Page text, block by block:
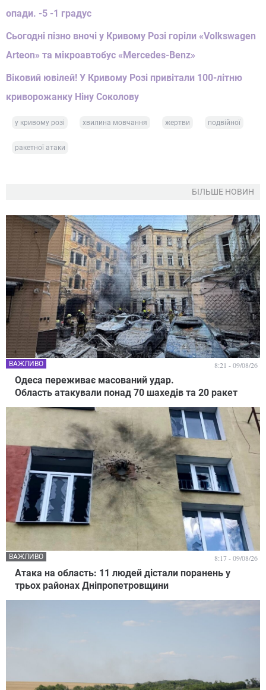
опади. -5 -1 градус
Сьогодні пізно вночі у Кривому Розі горіли «Volkswagen
Arteon» та мікроавтобус «Mercedes-Benz»
Віковий ювілей! У Кривому Розі привітали 100-літню
криворожанку Ніну Соколову
у кривому розі хвилина мовчання жертви подвійної
ракетної атаки
БІЛЬШЕ НОВИН
Одеса переживає масований удар.
Область атакували понад 70 шахедів та 20 ракет
ВАЖЛИВО 8:21 - 09/08/26
Атака на область: 11 людей дістали поранень у
трьох районах Дніпропетровщини
ВАЖЛИВО 8:17 - 09/08/26